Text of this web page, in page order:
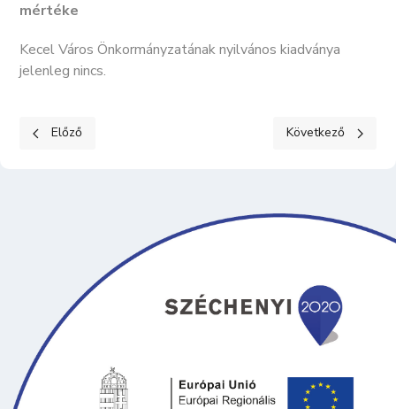
mértéke
Kecel Város Önkormányzatának nyilvános kiadványa
jelenleg nincs.
Előző cikk: KÖZÉRDEKŰ ADATOK II. Tevékenységre,
Előző Következő cikk:
Következő